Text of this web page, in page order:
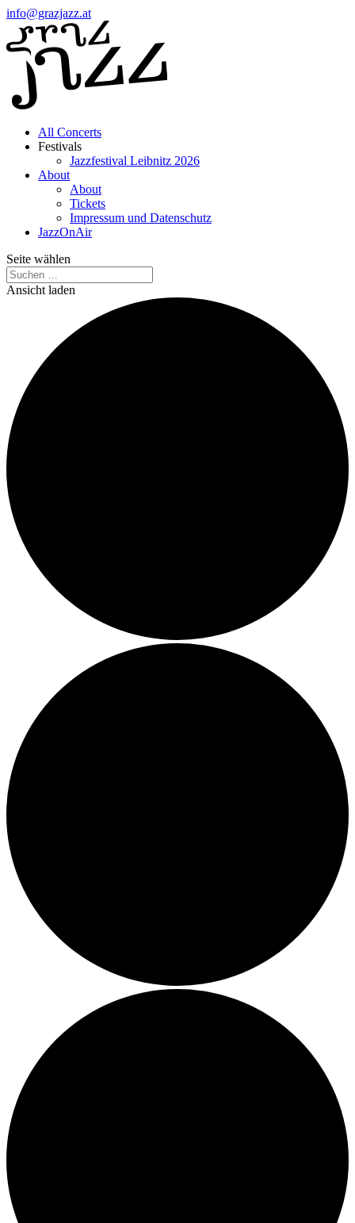
info@grazjazz.at
All Concerts
Festivals
Jazzfestival Leibnitz 2026
About
About
Tickets
Impressum und Datenschutz
JazzOnAir
Seite wählen
Ansicht laden